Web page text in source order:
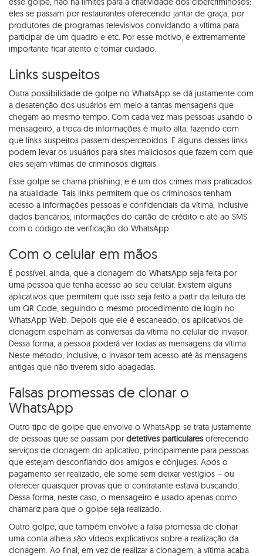
eles se passam por restaurantes oferecendo jantar de graça, por
produtores de programas televisivos convidando a vítima para
participar de um quadro e etc. Por esse motivo, é extremamente
importante ficar atento e tomar cuidado.
Links suspeitos
Outra possibilidade de golpe no WhatsApp se dá justamente com
a desatenção dos usuários em meio a tantas mensagens que
chegam ao mesmo tempo. Com cada vez mais pessoas usando o
mensageiro, a troca de informações é muito alta, fazendo com
que links suspeitos passem despercebidos. E alguns desses links
podem levar os usuários para sites maliciosos que fazem com que
eles sejam vítimas de criminosos digitais.
Esse golpe se chama phishing, e é um dos crimes mais praticados
na atualidade. Tais links permitem que os criminosos tenham
acesso a informações pessoas e confidenciais da vítima, inclusive
dados bancários, informações do cartão de crédito e até ao SMS
com o código de verificação do WhatsApp.
Com o celular em mãos
É possível, ainda, que a clonagem do WhatsApp seja feita por
uma pessoa que tenha acesso ao seu celular. Existem alguns
aplicativos que permitem que isso seja feito a partir da leitura de
um QR Code, seguindo o mesmo procedimento de login no
WhatsApp Web. Depois que ele é escaneado, os aplicativos de
clonagem espelham as conversas da vítima no celular do invasor.
Dessa forma, a pessoa poderá ver todas as mensagens da vítima.
Neste método, inclusive, o invasor tem acesso até às mensagens
antigas que não tiverem sido apagadas.
Falsas promessas de clonar o
WhatsApp
Outro tipo de golpe que envolve o WhatsApp se trata justamente
de pessoas que se passam pordetetives particulares oferecendo
serviços de clonagem do aplicativo, principalmente para pessoas
que estejam desconfiando dos amigos e cônjuges. Após o
pagamento ser realizado, ele some sem deixar vestígios – ou
oferecer quaisquer provas que o contratante estava buscando.
Dessa forma, neste caso, o mensageiro é usado apenas como
chamariz para que o golpe seja realizado.
Outro golpe, que também envolve a falsa promessa de clonar
uma conta alheia são vídeos explicativos sobre a realização da
clonagem. Ao final, em vez de realizar a clonagem, a vítima acaba